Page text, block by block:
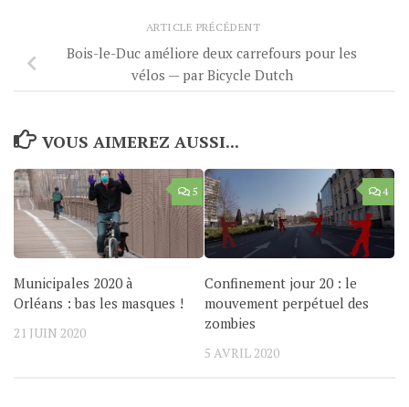
ARTICLE PRÉCÉDENT
Bois-le-Duc améliore deux carrefours pour les
vélos — par Bicycle Dutch
VOUS AIMEREZ AUSSI...
5
Municipales 2020 à
Orléans : bas les masques !
21 JUIN 2020
4
Confinement jour 20 : le
mouvement perpétuel des
zombies
5 AVRIL 2020